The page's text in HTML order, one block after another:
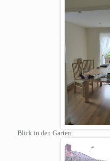
Blick in den Garten: